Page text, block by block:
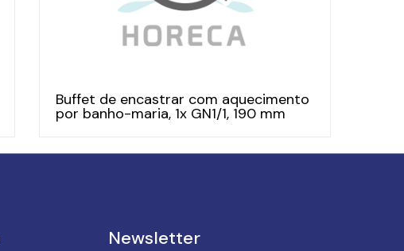
Buffet de encastrar com aquecimento
por banho-maria, 1x GN1/1, 190 mm
Newsletter